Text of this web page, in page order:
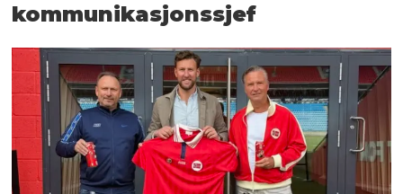
kommunikasjonssjef